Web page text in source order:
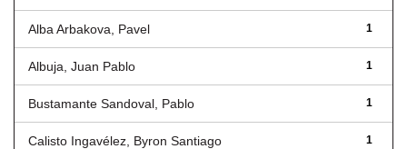
1
Alba Arbakova, Pavel
1
Albuja, Juan Pablo
1
Bustamante Sandoval, Pablo
1
Calisto Ingavélez, Byron Santiago